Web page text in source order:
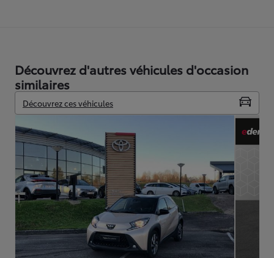
Découvrez d'autres véhicules d'occasion
similaires
Découvrez ces véhicules